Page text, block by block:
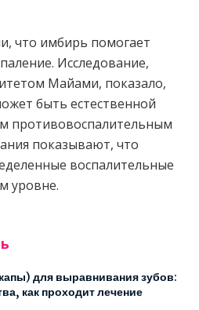
что имбирь помогает
Исследование,
Майами, показало,
быть естественной
противовоспалительным
показывают, что
воспалительные
уровне.
для выравнивания зубов:
как проходит лечение